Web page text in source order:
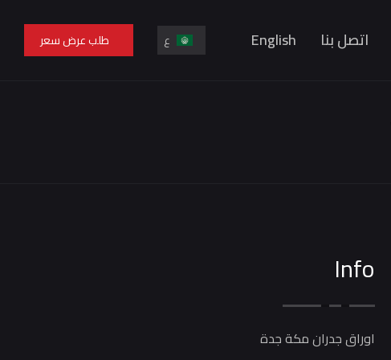
اتصل بنا English ع
En
طلب عرض سعر
Info
اوراق جدران مكة جدة